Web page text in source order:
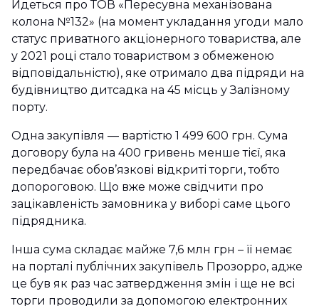
Йдеться про ТОВ «Пересувна механізована
колона №132» (на момент укладання угоди мало
статус приватного акціонерного товариства, але
у 2021 році стало товариством з обмеженою
відповідальністю), яке отримало два підряди на
будівництво дитсадка на 45 місць у Залізному
порту.
Одна закупівля — вартістю 1 499 600 грн. Сума
договору була на 400 гривень менше тієї, яка
передбачає обов’язкові відкриті торги, тобто
допороговою. Що вже може свідчити про
зацікавленість замовника у виборі саме цього
підрядника.
Інша сума складає майже 7,6 млн грн – її немає
на порталі публічних закупівель Прозорро, адже
це був як раз час затвердження змін і ще не всі
торги проводили за допомогою електронних